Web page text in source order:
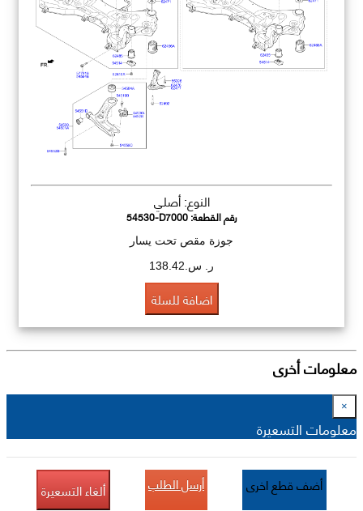
النوع: أصلي
رقم القطعة:54530-D7000
جوزة مقص تحت يسار
ر. س.138.42
اضافة للسلة
معلومات أخرى
×
معلومات التسعيرة
أضف قطع اخرى أرسل الطلب ألغاء التسعيرة